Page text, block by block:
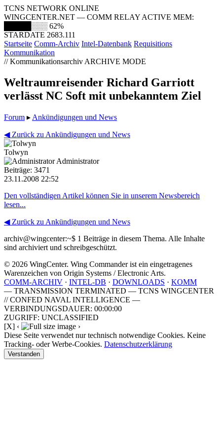
TCNS NETWORK ONLINE
WINGCENTER.NET — COMM RELAY ACTIVE MEM:
█████░░░ 62%
STARDATE 2683.111
Startseite Comm-Archiv Intel-Datenbank Requisitions
Kommunikation
// Kommunikationsarchiv ARCHIVE MODE
Weltraumreisender Richard Garriott
verlässt NC Soft mit unbekanntem Ziel
Forum ▸ Ankündigungen und News
◀ Zurück zu Ankündigungen und News
Tolwyn
Administrator
Beiträge: 3471
23.11.2008 22:52
Den vollständigen Artikel können Sie in unserem Newsbereich
lesen...
◀ Zurück zu Ankündigungen und News
archiv@wingcenter:~$ 1 Beiträge in diesem Thema. Alle Inhalte
sind archiviert und schreibgeschützt.
© 2026 WingCenter. Wing Commander ist ein eingetragenes
Warenzeichen von Origin Systems / Electronic Arts.
COMM-ARCHIV · INTEL-DB · DOWNLOADS · KOMM
— TRANSMISSION TERMINATED — TCNS WINGCENTER
// CONFED NAVAL INTELLIGENCE —
VERBINDUNGSDAUER: 00:00:00
ZUGRIFF: UNCLASSIFIED
[X] ‹
›
Diese Seite verwendet nur technisch notwendige Cookies. Keine
Tracking- oder Werbe-Cookies. Datenschutzerklärung
Verstanden